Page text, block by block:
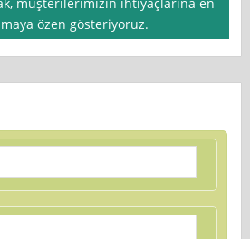
müşterilerimizin ihtiyaçlarına en
özen gösteriyoruz.